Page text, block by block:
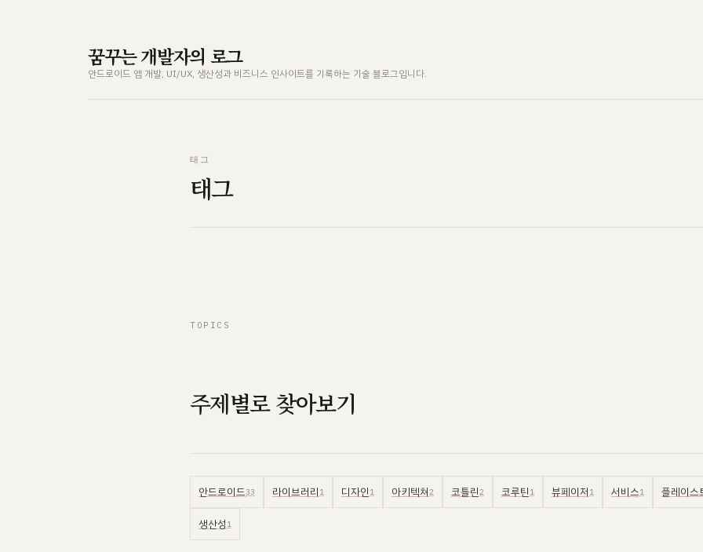
꿈꾸는 개발자의 로그
안드로이드 앱 개발, UI/UX, 생산성과 비즈니스 인사이트를 기록하는 기술 블로그입니다.
태그
태그
TOPICS
주제별로 찾아보기
안드로이드33 라이브러리 1 디자인 1 아키텍쳐2 코틀린2 코루틴 1 뷰페이저 1 서비스1 플레이스
생산성 1